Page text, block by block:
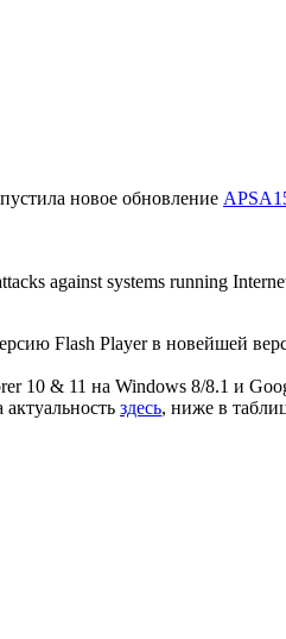
новое обновление
against systems running
Flash Player в новейшей
10 & 11 на Windows 8/8.1 и
здесь, ниже в